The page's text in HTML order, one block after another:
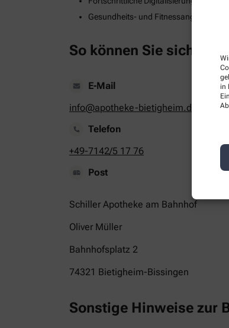
in
Gesundheits- und Fitnessangebote
So können Sie sich
E-Mail
info@apotheke-bietigheim.de
Telefon
+49-7142/5 17 76
Post
Schiller Apotheke am Bahnhof
Oliver Müller
Bahnhofsplatz 2
74321 Bietigheim-Bissingen
Sonstige Hinweise zur